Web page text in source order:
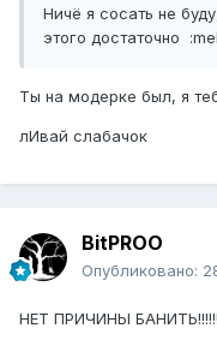
Ничё я сосать не
этого достаточно
Ты на модерке был, я
лИвай слабачок
BitPROO
Опубликовано:
НЕТ ПРИЧИНЫ БАНИТЬ!!!!!!